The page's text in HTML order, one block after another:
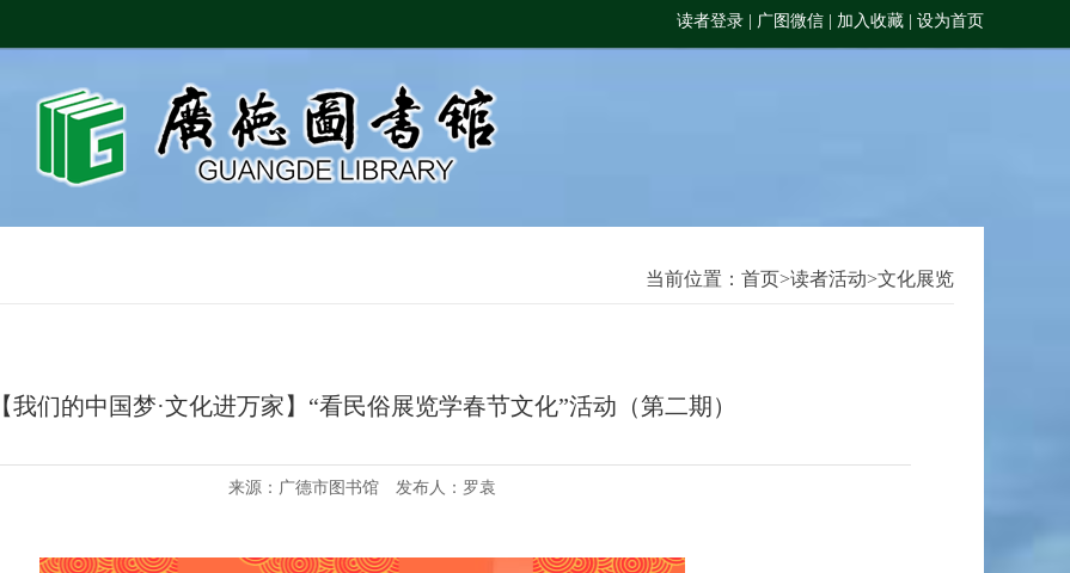
读者登录 广图微信 加入收藏 设为首页
当前位置： 首页>读者活动>文化展览
【我们的中国梦·文化进万家】“看民俗展览学春节文化”活动（第二期）
来源：广德市图书馆 发布人：罗袁